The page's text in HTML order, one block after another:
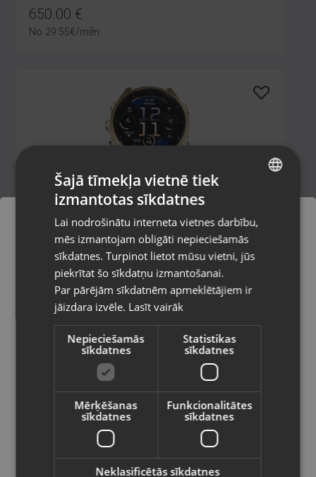
650.00 €
No 29.55€/mēn.
Garmin Fenix 8 AMOLED 43 MM
Rīga, Aleksandra Čaka iela 108-601
Stāvoklis Mazlietots (Garantija 12 mēneši)
550.00€
€ /mēn.
Garmin Instinct 2x solar
Pasūtījumi tiks piegādāti uz
izvēlēto valsti
Vietnes saturs būs attēlots izvēlētajā
valodā
Valsts
Latviešu / Latvian
RUSSIAN
Šajā tīmekļa vietnē tiek
izmantotas sīkdatnes
Lai nodrošinātu interneta vietnes darbību,
mēs izmantojam obligāti nepieciešamās
sīkdatnes. Turpinot lietot mūsu vietni, jūs
piekrītat šo sīkdatņu izmantošanai.
Par pārējām sīkdatnēm apmeklētājiem ir
jāizdara izvēle. Lasīt vairāk
Nepieciešamās
sīkdatnes
Statistikas
sīkdatnes
Mērķēšanas
sīkdatnes
Funkcionalitātes
sīkdatnes
Neklasificētās sīkdatnes